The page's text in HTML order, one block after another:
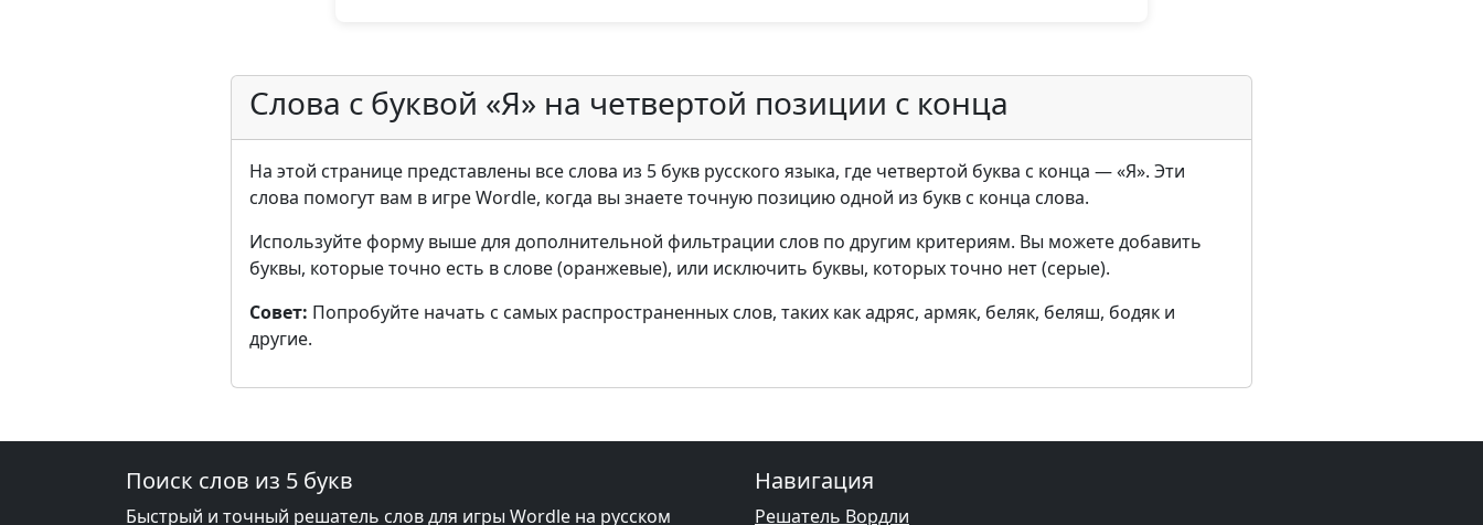
Слова с буквой «Я» на четвертой позиции с конца
На этой странице представлены все слова из 5 букв русского языка, где четвертой буква с конца — «Я». Эти
слова помогут вам в игре Wordle, когда вы знаете точную позицию одной из букв с конца слова.
Используйте форму выше для дополнительной фильтрации слов по другим критериям. Вы можете добавить
буквы, которые точно есть в слове (оранжевые), или исключить буквы, которых точно нет (серые).
Совет: Попробуйте начать с самых распространенных слов, таких как адряс, армяк, беляк, беляш, бодяк и
другие.
Поиск слов из 5 букв
Быстрый и точный решатель слов для игры Wordle на русском
Навигация
Решатель Вордли